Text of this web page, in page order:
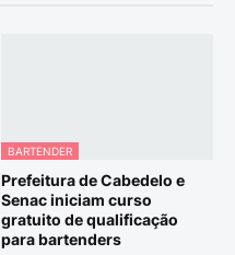
BARTENDER
Prefeitura de Cabedelo e
Senac iniciam curso
gratuito de qualificação
para bartenders